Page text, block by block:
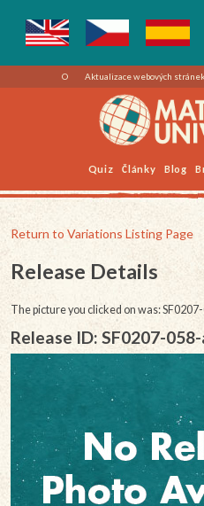
O Aktualizace webových stránek
Quiz Články Blog
Return to Variations Listing Page
Release Details
The picture you clicked on was:
Release ID: SF0207-